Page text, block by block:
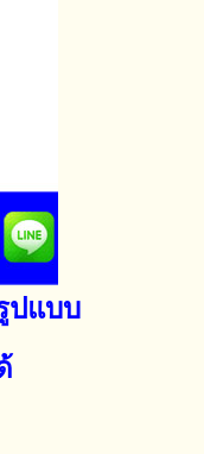
ปแบบ